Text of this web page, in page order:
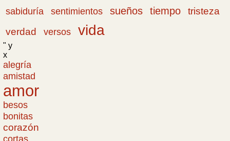
sabiduría sentimientos sueños tiempo
tristeza
verdad
versos vida
" y
x
alegría
amistad
amor
besos
bonitas
corazón
cortas